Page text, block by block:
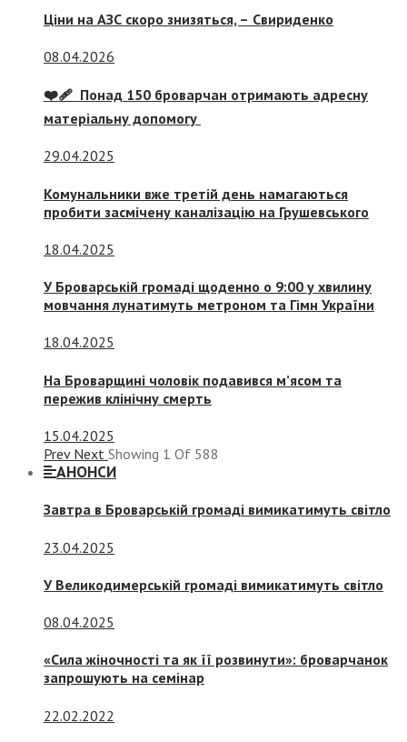
Ціни на АЗС скоро знизяться, – Свириденко
08.04.2026
❤️‍🩹 Понад 150 броварчан отримають адресну
матеріальну допомогу
29.04.2025
Комунальники вже третій день намагаються
пробити засмічену каналізацію на Грушевського
18.04.2025
У Броварській громаді щоденно о 9:00 у хвилину
мовчання лунатимуть метроном та Гімн України
18.04.2025
На Броварщині чоловік подавився м’ясом та
пережив клінічну смерть
15.04.2025
Prev Next Showing 1 Of 588
АНОНСИ
Завтра в Броварській громаді вимикатимуть світло
23.04.2025
У Великодимерській громаді вимикатимуть світло
08.04.2025
«Сила жіночності та як її розвинути»: броварчанок
запрошують на семінар
22.02.2022